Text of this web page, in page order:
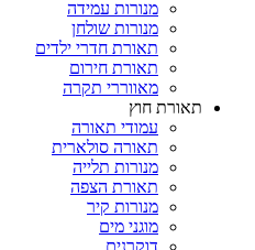
מנורות עמידה
מנורות שולחן
תאורת חדרי ילדים
תאורת חירום
מאווררי תקרה
תאורת חוץ
עמודי תאורה
תאורה סולארית
מנורות תלייה
תאורת הצפה
מנורות קיר
מוגני מים